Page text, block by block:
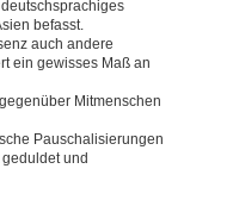
befasst.
auch andere
ein gewisses Maß an
Mitmenschen
Pauschalisierungen
und